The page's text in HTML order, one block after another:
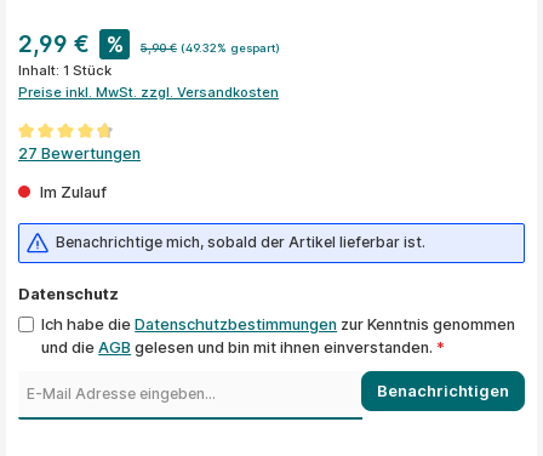
2,99 € % 5,90 € (49.32% gespart)
Inhalt: 1 Stück
Preise inkl. MwSt. zzgl. Versandkosten
Durchschnittliche Bewertung von 4.8 von 5 Sternen
27 Bewertungen
Im Zulauf
Benachrichtige mich, sobald der Artikel lieferbar ist.
Datenschutz
Ich habe dieDatenschutzbestimmungen zur Kenntnis genommen
und dieAGB gelesen und bin mit ihnen einverstanden.*
Benachrichtigen